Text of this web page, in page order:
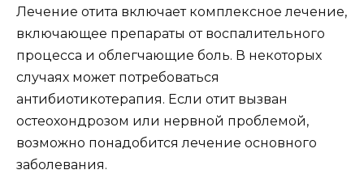
Лечение отита включает комплексное лечение,
включающее препараты от воспалительного
процесса и облегчающие боль. В некоторых
случаях может потребоваться
антибиотикотерапия. Если отит вызван
остеохондрозом или нервной проблемой,
возможно понадобится лечение основного
заболевания.